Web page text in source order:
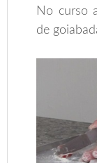
No curso
de